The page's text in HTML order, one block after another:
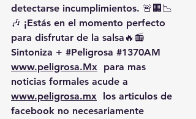
detectarse incumplimientos. 🚨🏢📉
🎶 ¡Estás en el momento perfecto
para disfrutar de la salsa🔥📻
Sintoniza + #Peligrosa #1370AM
www.peligrosa.Mx para mas
noticias formales acude a
www.peligrosa.mx los articulos de
facebook no necesariamente